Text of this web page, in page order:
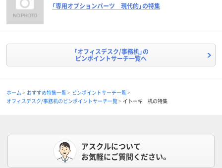
「専用オプションパーツ 現代的」の特集
「オフィスデスク/事務机」の
ピンポイントサーチ一覧へ
ホーム おすすめ特集一覧
ピンポイントサーチ一覧
オフィスデスク/事務机のピンポイントサーチ一覧
イトーキ 机の特集
アスクルについて
お気軽にご質問ください。